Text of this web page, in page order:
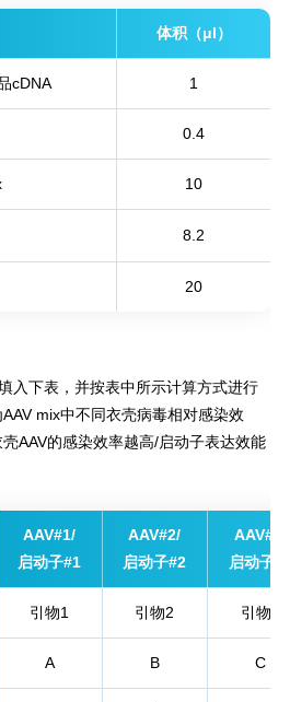
体积（μl）
cDNA 1
0.4
10
8.2
20
入下表，并按表中所示计算方式进行
mix中不同衣壳病毒相对感染效
AAV的感染效率越高/启动子表达效能
AAV#1/
启动子#1
AAV#2/
启动子#2
AAV#3/
启动子
引物1 引物2 引物3
A B C